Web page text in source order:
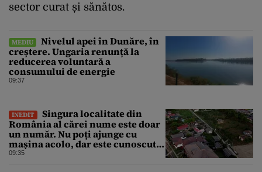
sector curat și sănătos.
MEDIU
Nivelul apei în Dunăre, în
creștere. Ungaria renunță la
reducerea voluntară a
consumului de energie
09:37
INEDIT
Singura localitate din
România al cărei nume este doar
un număr. Nu poți ajunge cu
mașina acolo, dar este cunoscută
în lumea întreagă
09:35